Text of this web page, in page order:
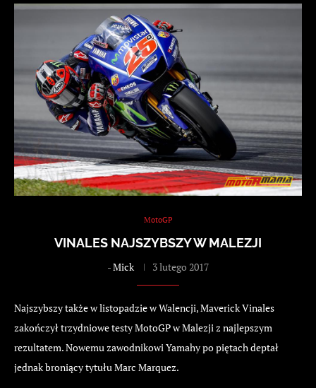
MotoGP
VINALES NAJSZYBSZY W MALEZJI
-Mick 3 lutego 2017
Najszybszy także w listopadzie w Walencji, Maverick Vinales
zakończył trzydniowe testy MotoGP w Malezji z najlepszym
rezultatem. Nowemu zawodnikowi Yamahy po piętach deptał
jednak broniący tytułu Marc Marquez.